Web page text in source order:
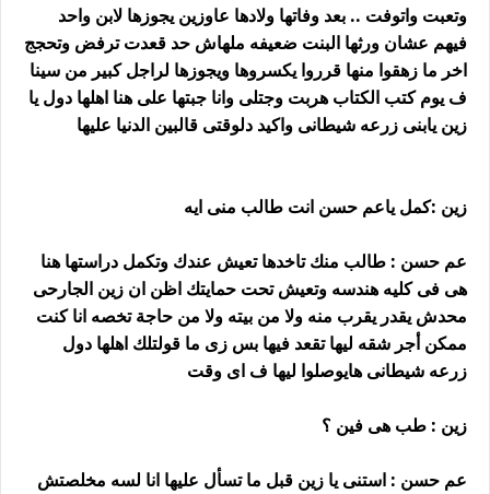
وتعبت واتوفت .. بعد وفاتها ولادها عاوزين يجوزها لابن واحد
فيهم عشان ورثها البنت ضعيفه ملهاش حد قعدت ترفض وتحجج
اخر ما زهقوا منها قرروا يكسروها ويجوزها لراجل كبير من سينا
ف يوم كتب الكتاب هربت وجتلى وانا جبتها على هنا اهلها دول يا
زين يابنى زرعه شيطانى واكيد دلوقتى قالبين الدنيا عليها
زين :كمل ياعم حسن انت طالب منى ايه
عم حسن : طالب منك تاخدها تعيش عندك وتكمل دراستها هنا
هى فى كليه هندسه وتعيش تحت حمايتك اظن ان زين الجارحى
محدش يقدر يقرب منه ولا من بيته ولا من حاجة تخصه انا كنت
ممكن أجر شقه ليها تقعد فيها بس زى ما قولتلك اهلها دول
زرعه شيطانى هايوصلوا ليها ف اى وقت
زين : طب هى فين ؟
عم حسن : استنى يا زين قبل ما تسأل عليها انا لسه مخلصتش